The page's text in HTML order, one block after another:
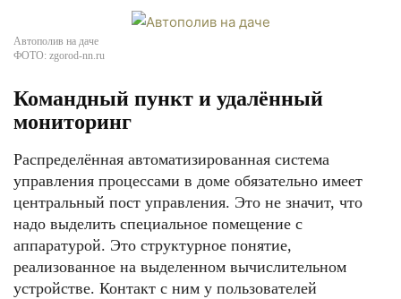
Автополив на даче
ФОТО: zgorod-nn.ru
Командный пункт и удалённый
мониторинг
Распределённая автоматизированная система
управления процессами в доме обязательно имеет
центральный пост управления. Это не значит, что
надо выделить специальное помещение с
аппаратурой. Это структурное понятие,
реализованное на выделенном вычислительном
устройстве. Контакт с ним у пользователей